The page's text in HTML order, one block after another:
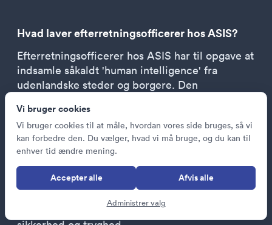
Hvad laver efterretningsofficerer hos ASIS?
Efterretningsofficerer hos ASIS har til opgave at
indsamle såkaldt 'human intelligence' fra
udenlandske steder og borgere. Den
sig med trusler og information fra uden for
Australien, i modsætning til ASIO, der
beskæftiger sig med australsk-baseret
efterretning.
ASIS-efterretningsofficerer arbejder uden for
vigtig information, der kan påvirke Australiens
Vi bruger cookies
Vi bruger cookies til at måle, hvordan vores side bruges, så vi
kan forbedre den. Du vælger, hvad vi må bruge, og du kan til
enhver tid ændre mening.
Accepter alle Afvis alle
Administrer valg